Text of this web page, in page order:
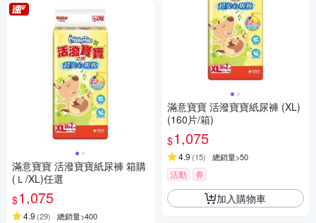
滿意寶寶 活潑寶寶紙尿褲 箱購
(Ｌ/XL)任選
$1,075
4.9 (29) 總銷量>400
滿意寶寶 活潑寶寶紙尿褲 (XL)
(160片/箱)
$1,075
4.9 (15) 總銷量>50
活動 券
加入購物車